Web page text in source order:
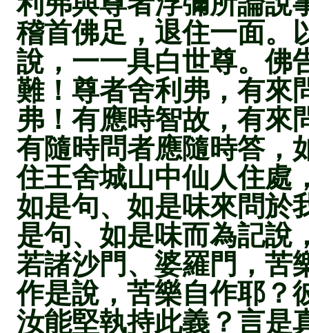
稽首佛足，退住一面。
說，一一具白世尊。佛
難！尊者舍利弗，有來
弗！有應時智故，有來
有隨時問者應隨時答，
住王舍城山中仙人住處
如是句、如是味來問於
是句、如是味而為記說
若諸沙門、婆羅門，苦
作是說，苦樂自作耶？
汝能堅執持此義？言是